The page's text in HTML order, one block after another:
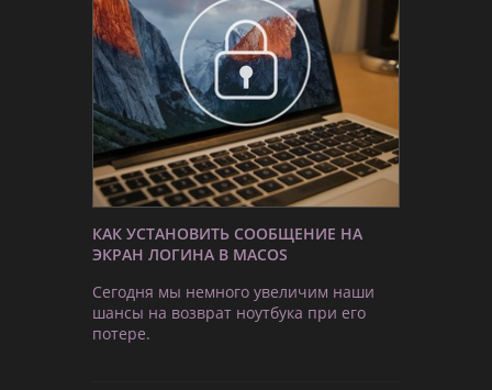
КАК УСТАНОВИТЬ СООБЩЕНИЕ НА
ЭКРАН ЛОГИНА В MACOS
Сегодня мы немного увеличим наши
шансы на возврат ноутбука при его
потере.